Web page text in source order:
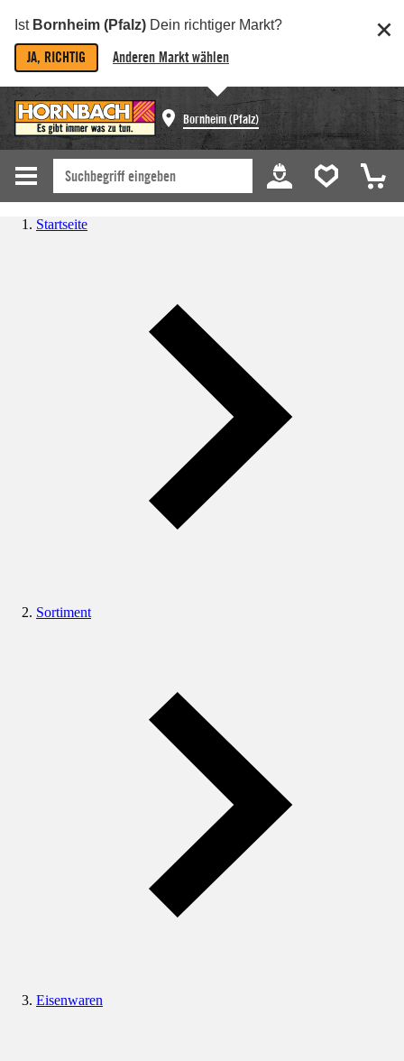
Ist Bornheim (Pfalz) Dein richtiger Markt?
JA, RICHTIG Anderen Markt wählen
Bornheim (Pfalz)
Startseite
Sortiment
Eisenwaren